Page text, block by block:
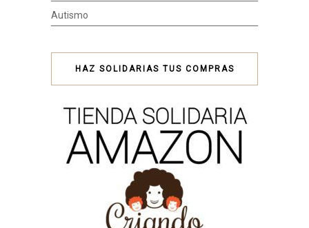
Autismo
HAZ SOLIDARIAS TUS COMPRAS